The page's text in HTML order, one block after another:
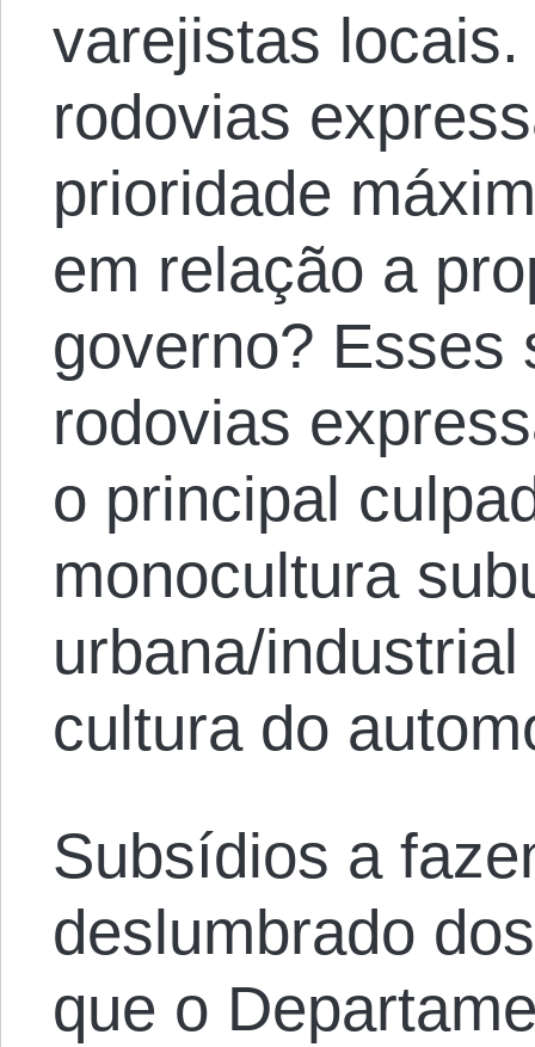
varejistas
rodovias
prioridade
em relação a
governo? Esses
rodovias
o principal
monocultura
urbana/
cultura do
Subsídios a
deslumbrado
que o